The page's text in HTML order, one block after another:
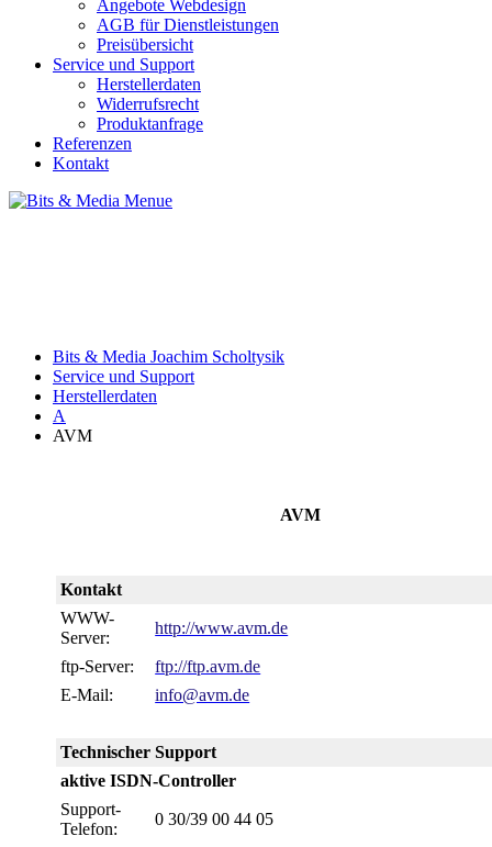
Angebote Webdesign
AGB für Dienstleistungen
Preisübersicht
Service und Support
Herstellerdaten
Widerrufsrecht
Produktanfrage
Referenzen
Kontakt
Bits & Media Joachim Scholtysik
Service und Support
Herstellerdaten
A
AVM
AVM
Kontakt
WWW-
Server:
http://www.avm.de
ftp-Server:
ftp://ftp.avm.de
E-Mail:
info@avm.de
Technischer Support
aktive ISDN-Controller
Support-
Telefon:
0 30/39 00 44 05